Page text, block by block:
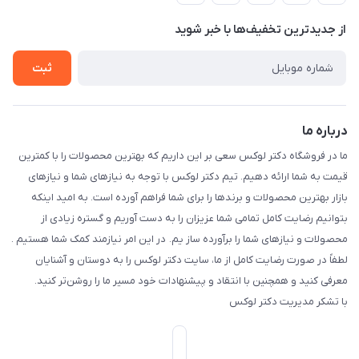
درباره ما
حریم خصوصی
راهنما
از جدید‌ترین تخفیف‌ها با‌ خبر شوید
ثبت
درباره ما
ما در فروشگاه دکتر لوکس سعی بر این داریم که بهترین محصولات را با کمترین
قیمت به شما ارائه دهیم. تیم دکتر لوکس با توجه به نیازهای شما و نیازهای
بازار بهترین محصولات و برندها را برای شما فراهم آورده است. به امید اینکه
بتوانیم رضایت کامل تمامی شما عزیزان را به دست آوریم و گستره زیادی از
محصولات و نیازهای شما را برآورده ساز یم. در این امر نیازمند کمک شما هستیم .
لطفاً در صورت رضایت کامل از ما، سایت دکتر لوکس را به دوستان و آشنایان
معرفی کنید و همچنین با انتقاد و پیشنهادات خود مسیر ما را روشن‌تر کنید.
با تشکر مدیریت دکتر لوکس